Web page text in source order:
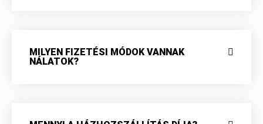
MILYEN FIZETÉSI MÓDOK VANNAK
NÁLATOK?